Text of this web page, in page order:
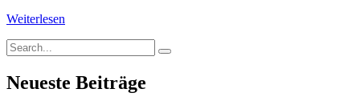
Weiterlesen
Neueste Beiträge